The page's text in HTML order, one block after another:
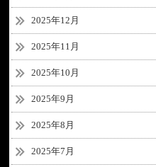
2025年12月
2025年11月
2025年10月
2025年9月
2025年8月
2025年7月